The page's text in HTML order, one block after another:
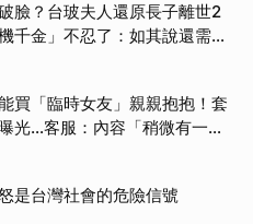
臉？台玻夫人還原長子離世2
千金」不忍了：如其說還需要
買「臨時女友」親親抱抱！套
光…客服：內容「稍微有一點
是台灣社會的危險信號